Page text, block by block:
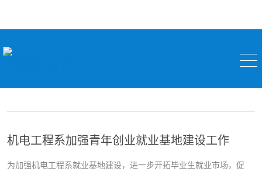
机电工程系加强青年创业就业基地建设工作
为加强机电工程系就业基地建设，进一步开拓毕业生就业市场，促